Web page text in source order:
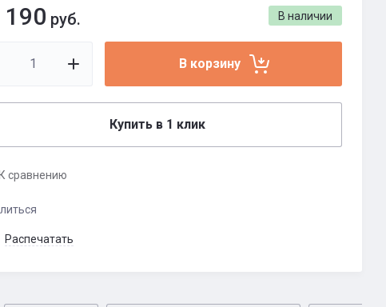
В наличии
190 руб.
В корзину
Купить в 1 клик
сравнению
Распечатать